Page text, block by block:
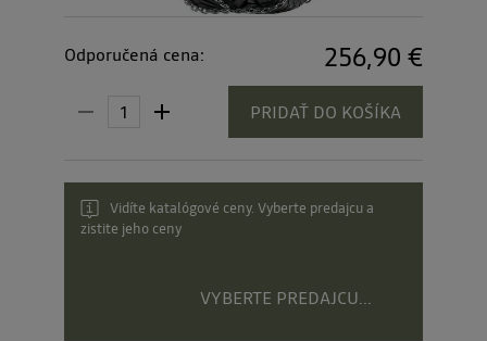
Odporučená cena: 256,90 €
PRIDAŤ DO KOŠÍKA
Vidíte katalógové ceny. Vyberte predajcu a
zistite jeho ceny
VYBERTE PREDAJCU...